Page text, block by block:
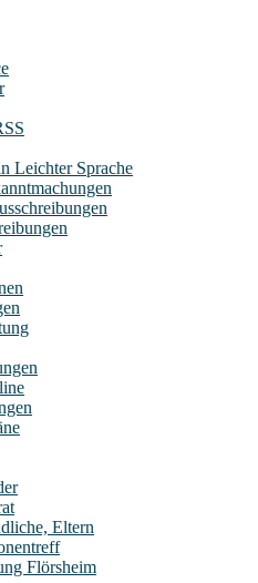
Leichter Sprache
Eltern
Flörsheim